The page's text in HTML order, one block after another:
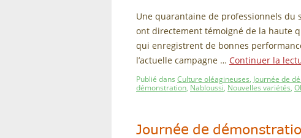
Une quarantaine de professionnels du
ont directement témoigné de la haute
qui enregistrent de bonnes
l’actuelle campagne … Continuer la
Publié dans Culture oléagineuses, Journée de
démonstration, Nabloussi, Nouvelles variétés,
Journée de